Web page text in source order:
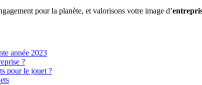
pour la planète, et valorisons votre image d’
année 2023
?
pour le jouet ?